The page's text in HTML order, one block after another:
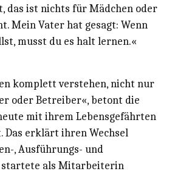
das ist nichts für Mädchen oder
Mein Vater hat gesagt: Wenn
musst du es halt lernen.«
komplett verstehen, nicht nur
oder Betreiber«, betont die
mit ihrem Lebensgefährten
Das erklärt ihren Wechsel
, Ausführungs- und
startete als Mitarbeiterin